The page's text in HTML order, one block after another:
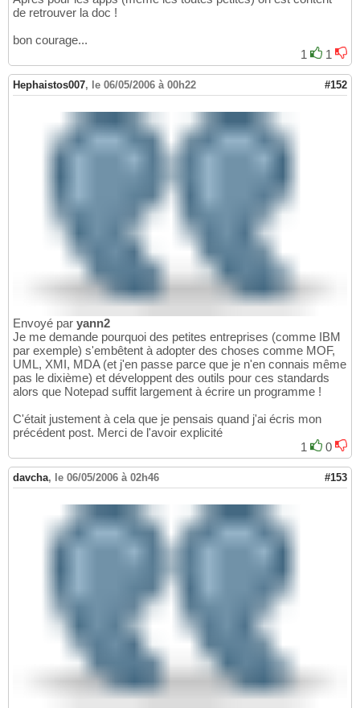
de retrouver la doc !
bon courage...
1
1
Hephaistos007, le 06/05/2006 à 00h22 #152
Envoyé par yann2
Je me demande pourquoi des petites entreprises (comme IBM
par exemple) s'embêtent à adopter des choses comme MOF,
UML, XMI, MDA (et j'en passe parce que je n'en connais même
pas le dixième) et développent des outils pour ces standards
alors que Notepad suffit largement à écrire un programme !
C'était justement à cela que je pensais quand j'ai écris mon
précédent post. Merci de l'avoir explicité
1
0
davcha, le 06/05/2006 à 02h46 #153